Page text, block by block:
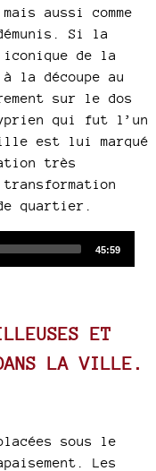
aussi comme
Si la
de la
la découpe au
sur le dos
qui fut l’un
est lui marqué
très
quartier.
Total
45:59
ET
LA VILLE.
sous le
Les